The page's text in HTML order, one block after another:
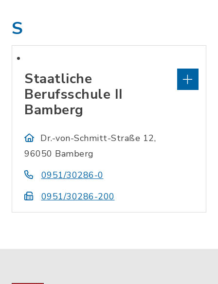
S
Staatliche
Berufsschule II
Bamberg
Dr.-von-Schmitt-Straße 12,
96050 Bamberg
0951/30286-0
0951/30286-200